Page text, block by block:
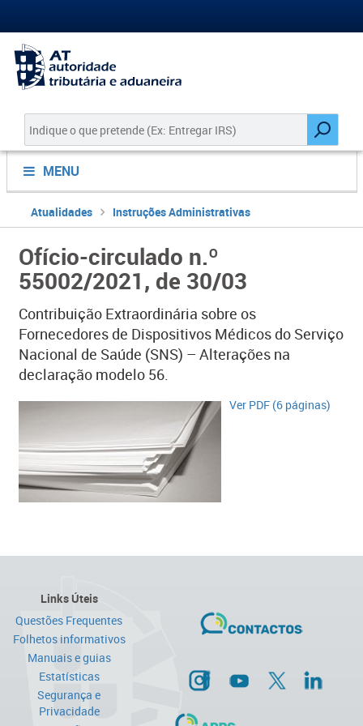
MENU
Atualidades Instruções Administrativas
Ofício-circulado n.º
55002/2021, de 30/03
Contribuição Extraordinária sobre os
Fornecedores de Dispositivos Médicos do Serviço
Nacional de Saúde (SNS) – Alterações na
declaração modelo 56.
Ver PDF (6 páginas)​
Links Úteis
Questões Frequentes
Folhetos informativos
Manuais e guias
Estatísticas
Segurança e
Privacidade